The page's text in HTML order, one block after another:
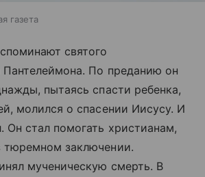
газета
святого
Пантелеймона. По преданию он
пытаясь спасти ребенка,
молился о спасении Иисусу. И
Он стал помогать христианам,
заключении.
мученическую смерть. В